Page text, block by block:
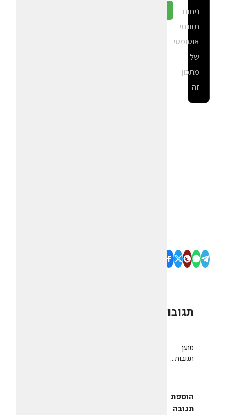
ניתוח
תזונתי
אוטומטי
של
מתכון
זה
תגובות
טוען
תגובות...
הוספת
תגובה